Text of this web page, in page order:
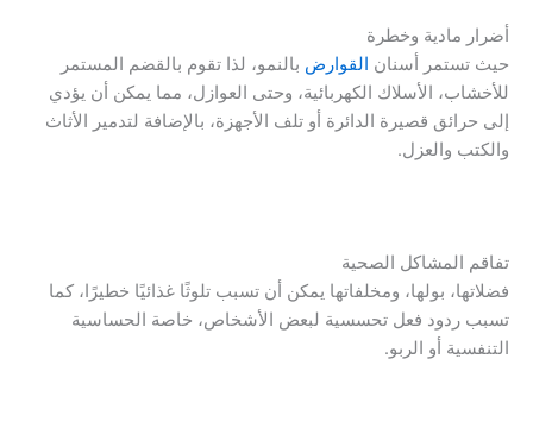
أضرار مادية وخطرة
حيث تستمر أسنان القوارض بالنمو، لذا تقوم بالقضم المستمر
للأخشاب، الأسلاك الكهربائية، وحتى العوازل، مما يمكن أن يؤدي
إلى حرائق قصيرة الدائرة أو تلف الأجهزة، بالإضافة لتدمير الأثاث
والكتب والعزل.
تفاقم المشاكل الصحية
فضلاتها، بولها، ومخلفاتها يمكن أن تسبب تلوثًا غذائيًا خطيرًا، كما
تسبب ردود فعل تحسسية لبعض الأشخاص، خاصة الحساسية
التنفسية أو الربو.